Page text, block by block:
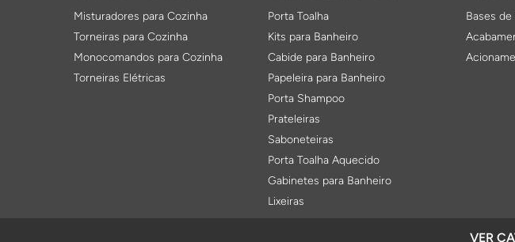
Misturadores para Cozinha
Torneiras para Cozinha
Monocomandos para Cozinha
Torneiras Elétricas
Porta Toalha
Kits para Banheiro
Cabide para Banheiro
Papeleira para Banheiro
Porta Shampoo
Prateleiras
Saboneteiras
Porta Toalha Aquecido
Gabinetes para Banheiro
Lixeiras
Bases
VER